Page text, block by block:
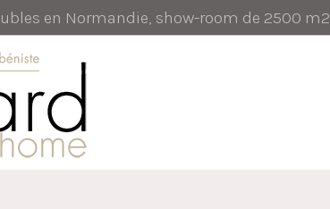
en Normandie, show-room de 2500 m2